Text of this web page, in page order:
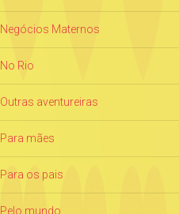
Negócios Maternos
No Rio
Outras aventureiras
Para mães
Para os pais
Pelo mundo